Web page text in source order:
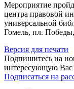
Мероприятие
центра правовой
универсальной
Гомель, пл.
Версия для печати
Подпишитесь на
интересующую
Подписаться на